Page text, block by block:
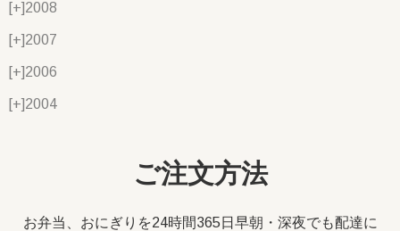
[+]2008
[+]2007
[+]2006
[+]2004
ご注文方法
お弁当、おにぎりを24時間365日早朝・深夜でも配達に